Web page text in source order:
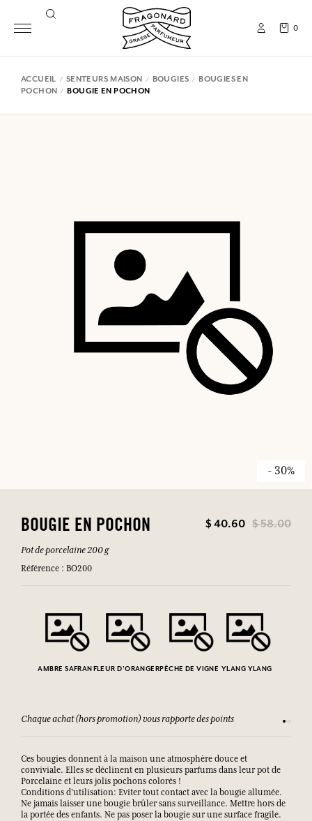
0
ACCUEIL SENTEURS MAISON BOUGIES
BOUGIES EN
POCHON
BOUGIE EN POCHON
- 30%
BOUGIE EN POCHON $ 40.60 $ 58.00
Pot de porcelaine 200 g
Référence : BO200
AMBRE SAFRANFLEUR D'ORANGERPÊCHE DE VIGNE YLANG YLANG
Chaque achat (hors promotion) vous rapporte des points
Ces bougies donnent à la maison une atmosphère douce et
conviviale. Elles se déclinent en plusieurs parfums dans leur pot de
Porcelaine et leurs jolis pochons colorés !
Conditions d'utilisation: Eviter tout contact avec la bougie allumée.
Ne jamais laisser une bougie brûler sans surveillance. Mettre hors de
la portée des enfants. Ne pas poser la bougie sur une surface fragile.